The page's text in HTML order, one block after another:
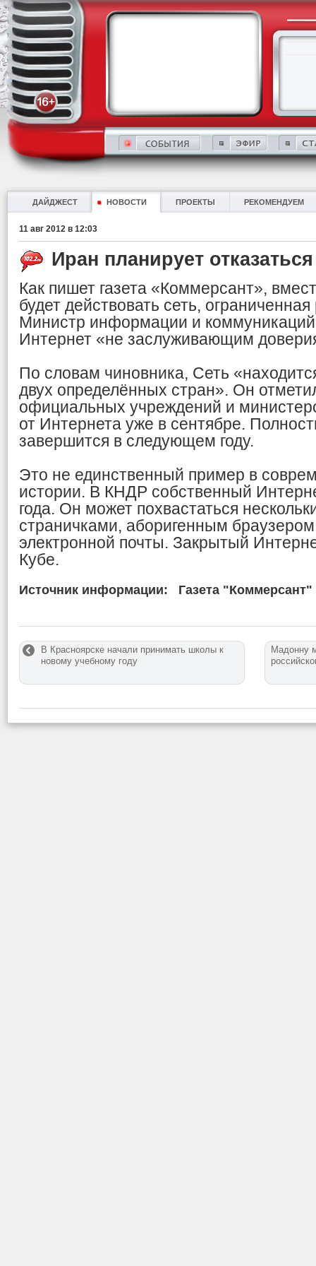
ДАЙДЖЕСТ НОВОСТИ ПРОЕКТЫ РЕКОМЕНДУЕМ
11 авг 2012 в 12:03
Иран планирует
Как пишет газета «Коммерсант»,
будет действовать сеть,
Министр информации и
Интернет «не заслуживающим
По словам чиновника, Сеть
двух определённых стран». Он
официальных учреждений и
от Интернета уже в сентябре.
завершится в следующем году.
Это не единственный пример в
истории. В КНДР собственный
года. Он может похвастаться
страничками, аборигенным
электронной почты. Закрытый
Кубе.
Источник информации: Газета "Коммерсант"
В Красноярске начали принимать школы к
новому учебному году
Мадонну